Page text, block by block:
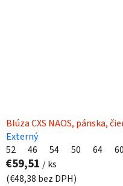
Blúza CXS NAOS, pánska,
Externý
52
46 54 50 64 60
€59,51 / ks
(€48,38 bez DPH)